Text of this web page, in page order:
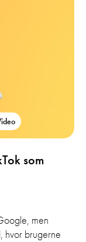
som
men
hvor brugerne